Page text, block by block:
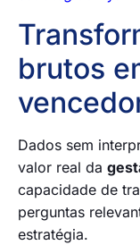
brutos
Dados sem
valor real da
capacidade de
perguntas
estratégia.